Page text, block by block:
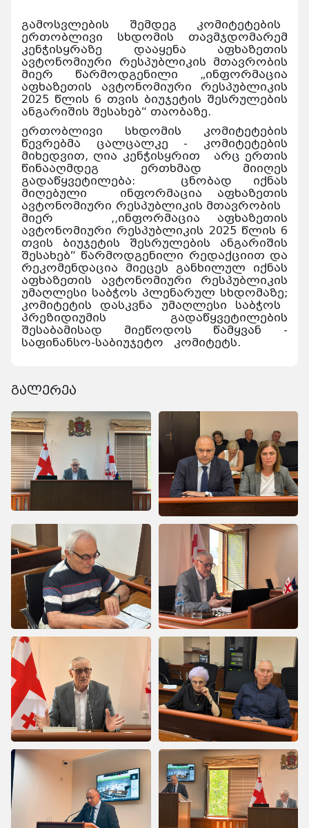
გამოსვლების შემდეგ კომიტეტების
ერთობლივი სხდომის თავმჯდომარემ
კენჭისყრაზე დააყენა აფხაზეთის
ავტონომიური რესპუბლიკის მთავრობის
მიერ წარმოდგენილი „ინფორმაცია
აფხაზეთის ავტონომიური რესპუბლიკის
2025 წლის 6 თვის ბიუჯეტის შესრულების
ანგარიშის შესახებ“ თაობაზე.
ერთობლივი სხდომის კომიტეტების
წევრებმა ცალცალკე - კომიტეტების
მიხედვით, ღია კენჭისყრით არც ერთის
წინააღმდეგ ერთხმად მიიღეს
გადაწყვეტილება: ცნობად იქნას
მიღებული ინფორმაცია აფხაზეთის
ავტონომიური რესპუბლიკის მთავრობის
მიერ ,,ინფორმაცია აფხაზეთის
ავტონომიური რესპუბლიკის 2025 წლის 6
თვის ბიუჯეტის შესრულების ანგარიშის
შესახებ“ წარმოდგენილი რედაქციით და
რეკომენდაცია მიეცეს განხილულ იქნას
აფხაზეთის ავტონომიური რესპუბლიკის
უმაღლესი საბჭოს პლენარულ სხდომაზე;
კომიტეტის დასკვნა უმაღლესი საბჭოს
პრეზიდიუმის გადაწყვეტილების
შესაბამისად მიეწოდოს წამყვან -
საფინანსო-საბიუჯეტო კომიტეტს.
გალერეა